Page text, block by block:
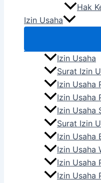
Hak
Izin Usaha
Izin Usaha
Surat Izin
Izin Usaha
Izin Usaha
Izin Usaha
Surat Izin
Izin Usaha
Izin Usaha
Izin Usaha
Izin Usaha